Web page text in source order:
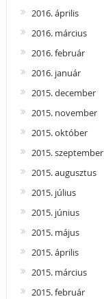
2016. április
2016. március
2016. február
2016. január
2015. december
2015. november
2015. október
2015. szeptember
2015. augusztus
2015. július
2015. június
2015. május
2015. április
2015. március
2015. február